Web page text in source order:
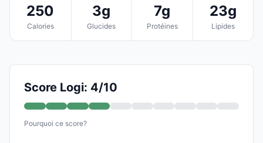
250
Calories
3g
Glucides
7g
Protéines
23g
Lipides
Score Logi: 4/10
Pourquoi ce score?